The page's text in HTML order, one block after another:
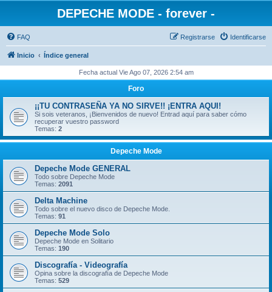
DEPECHE MODE - forever -
FAQ Identificarse
Registrarse
Inicio Índice general
Fecha actual Vie Ago 07, 2026 2:54 am
Foro
¡¡TU CONTRASEÑA YA NO SIRVE!! ¡ENTRA AQUI!
Si sois veteranos, ¡Bienvenidos de nuevo! Entrad aquí para saber cómo
recuperar vuestro password
Temas: 2
Depeche Mode
Depeche Mode GENERAL
Todo sobre Depeche Mode
Temas: 2091
Delta Machine
Todo sobre el nuevo disco de Depeche Mode.
Temas: 91
Depeche Mode Solo
Depeche Mode en Solitario
Temas: 190
Discografía - Videografía
Opina sobre la discografía de Depeche Mode
Temas: 529